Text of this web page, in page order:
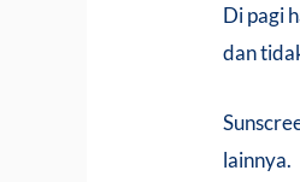
Di pagi
dan
lainnya.